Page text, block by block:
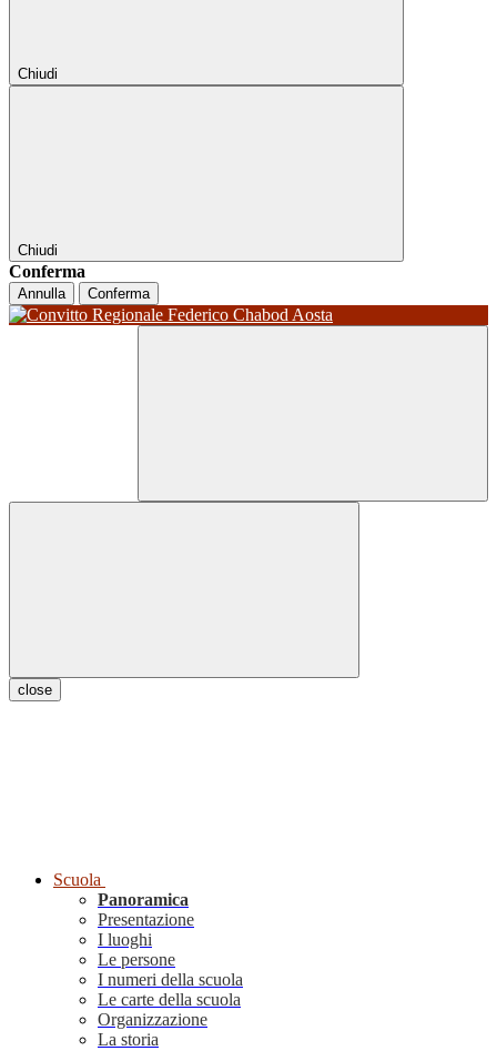
Chiudi
Chiudi
Conferma
Annulla Conferma
close
Scuola
Panoramica
Presentazione
I luoghi
Le persone
I numeri della scuola
Le carte della scuola
Organizzazione
La storia